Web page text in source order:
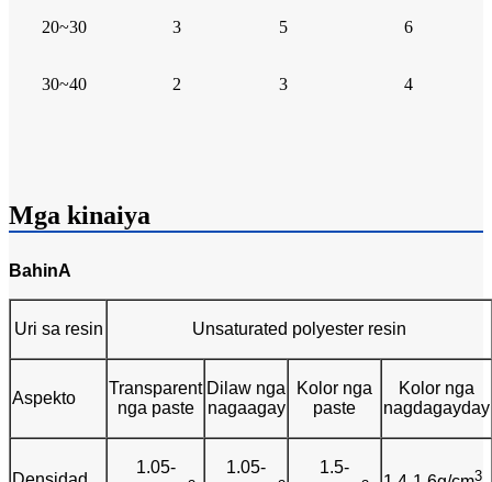
20~30 3 5 6
30~40 2 3 4
Mga kinaiya
BahinA
Uri sa resin Unsaturated polyester resin
Aspekto
Transparent
nga paste
Dilaw nga
nagaagay
Kolor nga
paste
Kolor nga
nagdagayday
1.05- 1.05- 1.5- 3